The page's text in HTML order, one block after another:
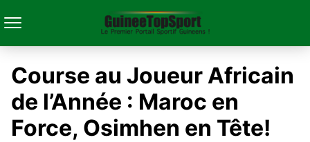
Course au Joueur Africain
de l’Année : Maroc en
Force, Osimhen en Tête!